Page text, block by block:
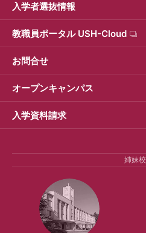
入学者選抜情報
教職員ポータル USH-Cloud
お問合せ
オープンキャンパス
入学資料請求
姉妹校